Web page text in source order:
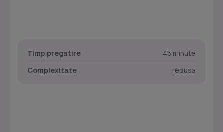
Timp pregatire
45 minute
Complexitate
redusa